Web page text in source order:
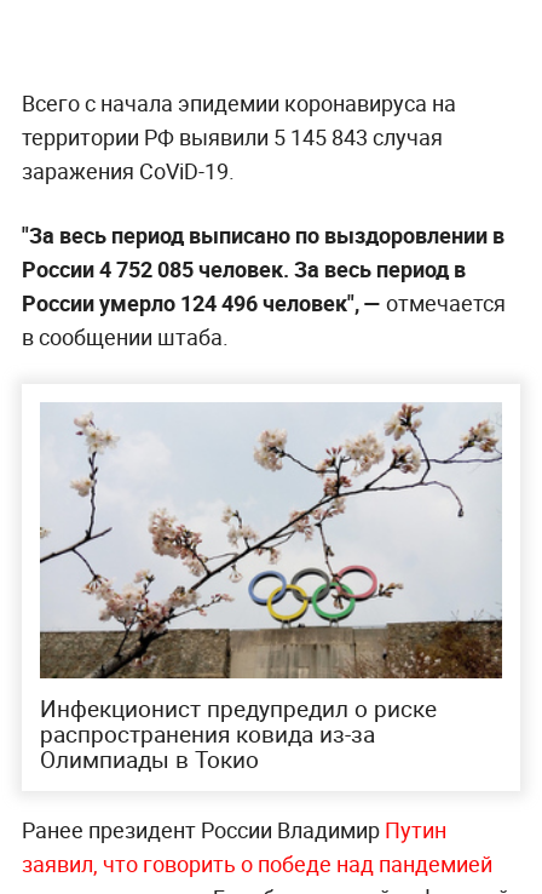
Всего с начала эпидемии коронавируса на
территории РФ выявили 5 145 843 случая
заражения CoViD-19.
"За весь период выписано по выздоровлении в
России 4 752 085 человек. За весь период в
России умерло 124 496 человек", — отмечается
в сообщении штаба.
Инфекционист предупредил о риске
распространения ковида из-за
Олимпиады в Токио
Ранее президент России Владимир Путин
заявил, что говорить о победе над пандемией